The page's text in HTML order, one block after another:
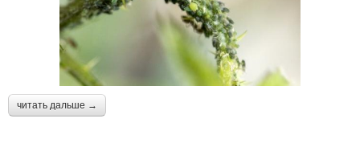
читать дальше →